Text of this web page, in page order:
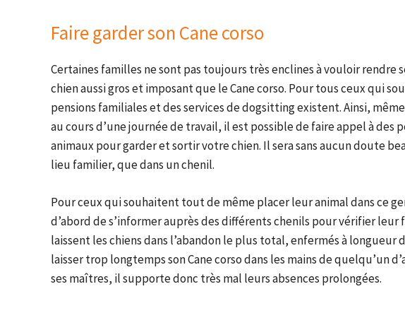
Faire garder son Cane corso
Certaines familles ne sont pas toujours très enclines à vouloir rendre
chien aussi gros et imposant que le Cane corso. Pour tous ceux qui
pensions familiales et des services de dogsitting existent. Ainsi,
au cours d’une journée de travail, il est possible de faire appel à des
animaux pour garder et sortir votre chien. Il sera sans aucun doute
lieu familier, que dans un chenil.
Pour ceux qui souhaitent tout de même placer leur animal dans ce
d’abord de s’informer auprès des différents chenils pour vérifier
laissent les chiens dans l’abandon le plus total, enfermés à
laisser trop longtemps son Cane corso dans les mains de quelqu’un
ses maîtres, il supporte donc très mal leurs absences prolongées.